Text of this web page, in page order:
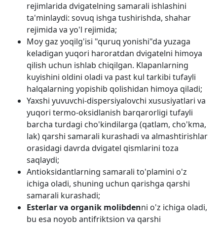
rejimlarida dvigatelning samarali ishlashini
ta'minlaydi: sovuq ishga tushirishda, shahar
rejimida va yo'l rejimida;
Moy gaz yoqilg'isi "quruq yonishi"da yuzaga
keladigan yuqori haroratdan dvigatelni himoya
qilish uchun ishlab chiqilgan. Klapanlarning
kuyishini oldini oladi va past kul tarkibi tufayli
halqalarning yopishib qolishidan himoya qiladi;
Yaxshi yuvuvchi-dispersiyalovchi xususiyatlari va
yuqori termo-oksidlanish barqarorligi tufayli
barcha turdagi cho'kindilarga (qatlam, cho'kma,
lak) qarshi samarali kurashadi va almashtirishlar
orasidagi davrda dvigatel qismlarini toza
saqlaydi;
Antioksidantlarning samarali to'plamini o'z
ichiga oladi, shuning uchun qarishga qarshi
samarali kurashadi;
Esterlar va organik molibdenni o'z ichiga oladi,
bu esa noyob antifriktsion va qarshi